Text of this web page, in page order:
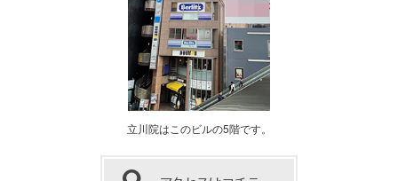
立川院はこのビルの5階です。